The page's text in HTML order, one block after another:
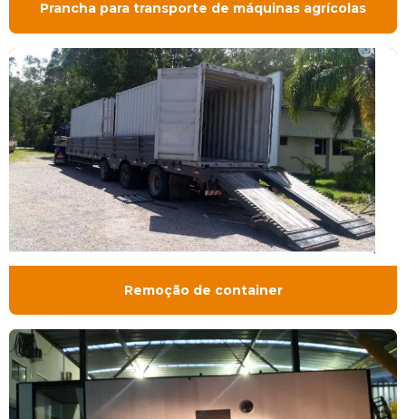
Prancha para transporte de máquinas agrícolas
Remoção de container